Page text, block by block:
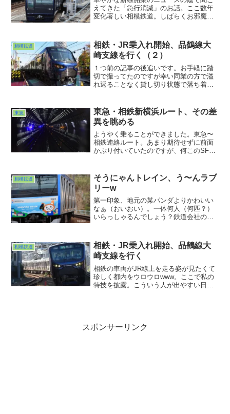
えてきた「急行消滅」のお話。ここ数年
変化著しい相模鉄道。しばらくお邪魔し
っておりました。え？快速？どこ停まる
の？？？まさにそんな状態での訪問でし
た。そうにゃんもよかったなぁwww久し
ぶりの相鉄訪問でした。
相模鉄道
相鉄・JR乗入れ開始、品鶴線大
崎支線を行く（２）
１つ前の記事の後追いです。お手軽に踏
切で撮ってたのですが幸い同業の方で溢
れ返ることなく貸し切り状態で落ち着い
面構えの相鉄12000系。こうしてみると前
面形状の出っ張り...
東急
東急・相鉄新横浜ルート、その差
異を眺める
ようやく乗ることができました。東急〜
相鉄連絡ルート。あまり期待せずに前面
かぶり付いていたのですが、何このSF感
ギンな地下トンネルって他にはないので
は？？？で、相鉄区間に入ると一転して
地味だという(^ ^;;この差異を比べてみる
のもまた一興かとw
相模鉄道
そうにゃんトレイン、う〜んラブ
リーw
第一印象、地元の某パンダよりかわいい
なぁ（おいおい）。一体何人（何匹？）
いらっしゃるんでしょう？鉄道会社のマ
の両端で表情が異なるという芸の細か
さ。そうにゃんのぬいぐるみ売ってない
かな？おっさんらしからぬことを考えて
しまった日曜日の撮影行でしたwww
相模鉄道
相鉄・JR乗入れ開始、品鶴線大
崎支線を行く
相鉄の車両がJR線上を走る姿が見たくて
珍しく都内をウロウロwww。ここで私の
特技を披露。こういう人が出やすい日で
スポンサーリンク